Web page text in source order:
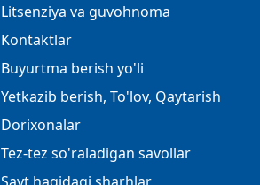
Litsenziya va guvohnoma
Kontaktlar
Buyurtma berish yo'li
Yetkazib berish, To'lov, Qaytarish
Dorixonalar
Tez-tez so'raladigan savollar